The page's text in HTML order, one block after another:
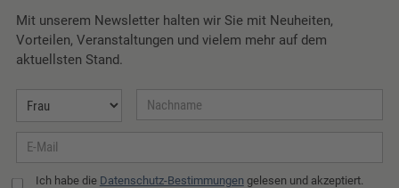
Mit unserem Newsletter halten wir Sie mit Neuheiten,
Vorteilen, Veranstaltungen und vielem mehr auf dem
aktuellsten Stand.
Ich habe die Datenschutz-Bestimmungen gelesen und akzeptiert.